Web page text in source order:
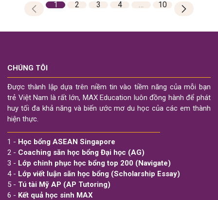
1 2 3 4 … 10
CHÚNG TÔI
Được thành lập dựa trên niềm tin vào tiềm năng của mỗi bạn
trẻ Việt Nam là rất lớn, MAX Education luôn đồng hành để phát
huy tối đa khả năng và biến ước mơ du học của các em thành
hiện thực.
1 - Học bổng ASEAN Singapore
2 - Coaching săn học bổng Đại học (AG)
3 - Lớp chinh phục học bổng top 200 (Navigate)
4 - Lớp viết luận săn học bổng (Scholarship Essay)
5 - Tú tài Mỹ AP (AP Tutoring)
6 - Kết quả học sinh MAX